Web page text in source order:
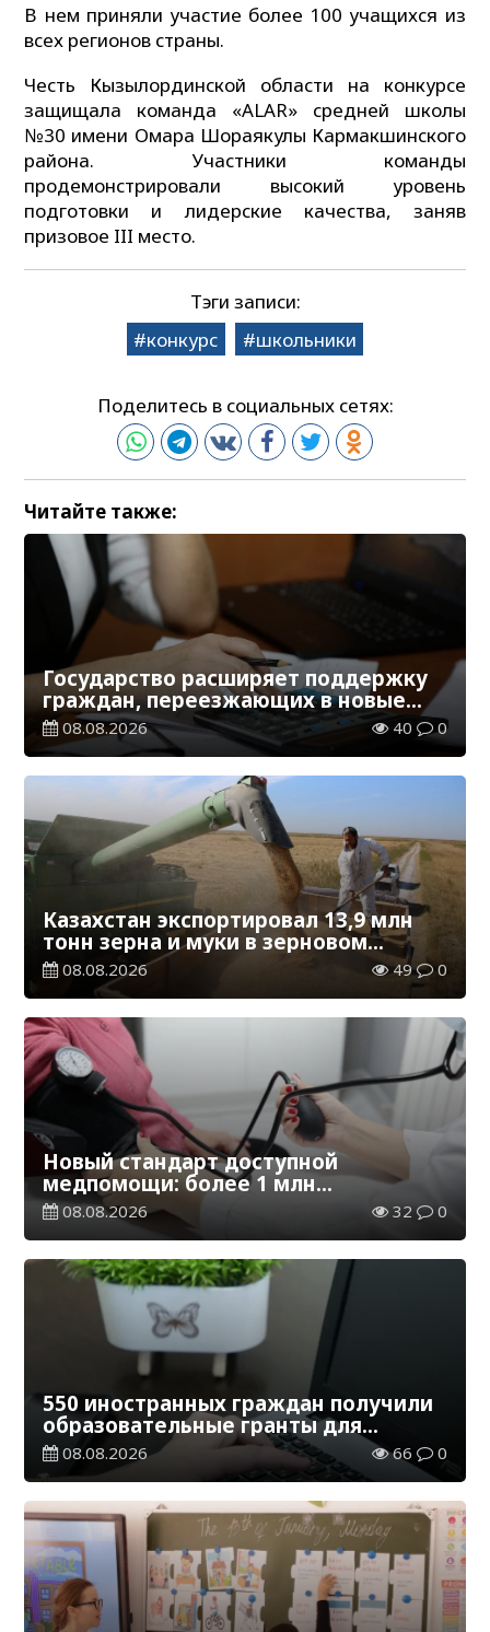
В нем приняли участие более 100 учащихся из
всех регионов страны.
Честь Кызылординской области на конкурсе
защищала команда «ALAR» средней школы
№30 имени Омара Шораякулы Кармакшинского
района. Участники команды
продемонстрировали высокий уровень
подготовки и лидерские качества, заняв
призовое III место.
Тэги записи:
конкурс
школьники
Поделитесь в социальных сетях:
Читайте также:
Государство расширяет поддержку
граждан, переезжающих в новые
регионы для работы
08.08.2026 40 0
Казахстан экспортировал 13,9 млн
тонн зерна и муки в зерновом
эквиваленте
08.08.2026 49 0
Новый стандарт доступной
медпомощи: более 1 млн
казахстанцев получили
телемедицинские услуги
08.08.2026 32 0
550 иностранных граждан получили
образовательные гранты для
обучения в Казахстане
08.08.2026 66 0